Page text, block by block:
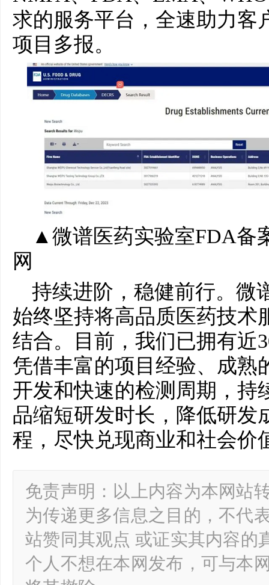
求的服务平台，全速助力客
项目多报。
▲微谱医药实验室FDA备
网
持续进阶，稳健前行。微
始终坚持将高品质医药技术
结合。目前，我们已拥有近
凭借丰富的项目经验、成熟
开发和快速的检测周期，持
品缩短研发时长，降低研发
程，尽快兑现商业和社会价
免责声明：以上内容为本网站
为传递更多信息之目的，不代
站赞同其观点 或证实其内容的
个人不想在本网发布，可与本